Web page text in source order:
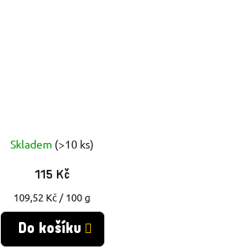
Skladem (>10 ks)
115 Kč
Měrná
cena:
109,52 Kč / 100 g
Do košíku